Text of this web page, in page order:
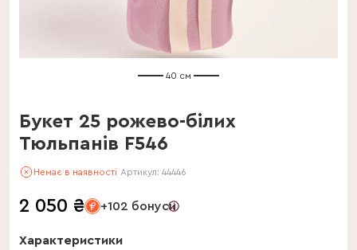
40 см
Букет 25 рожево-білих
Тюльпанів F546
Немає в наявності Артикул: 44446
2 050 ₴ +102 бонуси
Характеристики